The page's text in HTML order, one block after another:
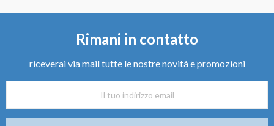
Rimani in contatto
riceverai via mail tutte le nostre novità e promozioni